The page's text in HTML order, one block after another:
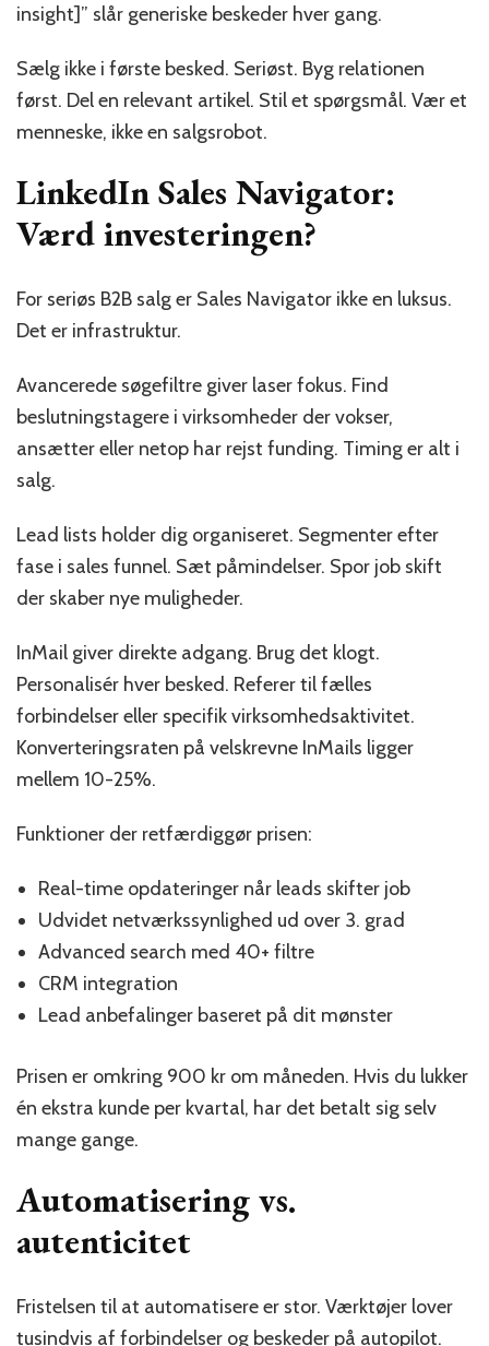
insight]” slår generiske beskeder hver gang.
Sælg ikke i første besked. Seriøst. Byg relationen
først. Del en relevant artikel. Stil et spørgsmål. Vær et
menneske, ikke en salgsrobot.
LinkedIn Sales Navigator:
Værd investeringen?
For seriøs B2B salg er Sales Navigator ikke en luksus.
Det er infrastruktur.
Avancerede søgefiltre giver laser fokus. Find
beslutningstagere i virksomheder der vokser,
ansætter eller netop har rejst funding. Timing er alt i
salg.
Lead lists holder dig organiseret. Segmenter efter
fase i sales funnel. Sæt påmindelser. Spor job skift
der skaber nye muligheder.
InMail giver direkte adgang. Brug det klogt.
Personalisér hver besked. Referer til fælles
forbindelser eller specifik virksomhedsaktivitet.
Konverteringsraten på velskrevne InMails ligger
mellem 10-25%.
Funktioner der retfærdiggør prisen:
Real-time opdateringer når leads skifter job
Udvidet netværkssynlighed ud over 3. grad
Advanced search med 40+ filtre
CRM integration
Lead anbefalinger baseret på dit mønster
Prisen er omkring 900 kr om måneden. Hvis du lukker
én ekstra kunde per kvartal, har det betalt sig selv
mange gange.
Automatisering vs.
autenticitet
Fristelsen til at automatisere er stor. Værktøjer lover
tusindvis af forbindelser og beskeder på autopilot.